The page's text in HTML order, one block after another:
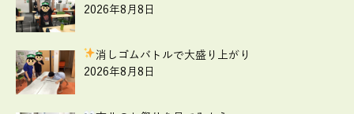
2026年8月8日
消しゴムバトルで大盛り上がり
2026年8月8日